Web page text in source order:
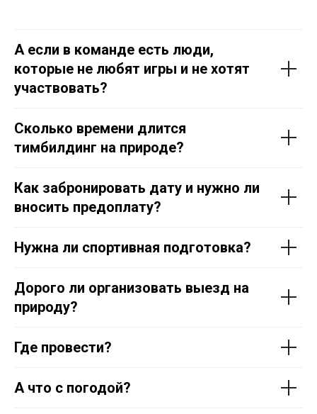
А если в команде есть люди,
которые не любят игры и не хотят
участвовать?
Сколько времени длится
тимбилдинг на природе?
Как забронировать дату и нужно ли
вносить предоплату?
Нужна ли спортивная подготовка?
Дорого ли организовать выезд на
природу?
Где провести?
А что с погодой?